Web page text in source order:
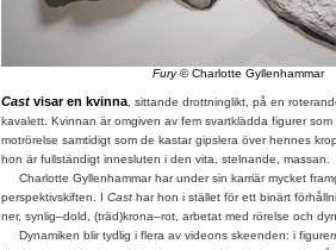
Fury© Charlotte Gyllenhammar
Castvisar en kvinna, sittande drottninglikt, på en
kavalett. Kvinnan är omgiven av fem svartklädda figurer
motrörelse samtidigt som de kastar gipslera över hennes
hon är fullständigt innesluten i den vita, stelnande, massan.
Charlotte Gyllenhammar har under sin karriär mycket
perspektivskiften. I Casthar hon i stället för ett binärt
ner, synlig–dold, (träd)krona–rot, arbetat med rörelse och
Dynamiken blir tydlig i flera av videons skeenden: i